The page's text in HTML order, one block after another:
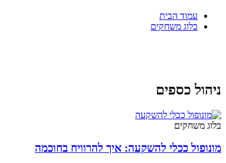
עמוד הבית
בלוג משחקים
ניהול כספים
בלוג משחקים
מונופול ככלי להשקעה: איך להרוויח בחוכמה